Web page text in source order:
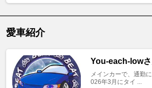
愛車紹介
You-each-low
メインカーで、通勤
026年3月にタイ ...